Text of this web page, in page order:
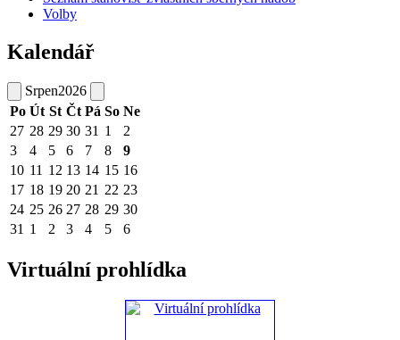
Volby
Kalendář
Srpen2026
Po Út St Čt Pá So Ne
27 28 29 30 31 1
2
3
4 5 6 7 8
9
10 11 12 13 14 15 16
17 18 19 20 21 22 23
24 25 26 27 28 29 30
31 1 2 3 4 5 6
Virtuální prohlídka